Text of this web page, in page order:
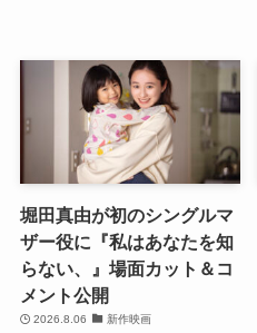
堀田真由が初のシングルマ
ザー役に『私はあなたを知
らない、』場面カット＆コ
メント公開
2026.8.06 新作映画